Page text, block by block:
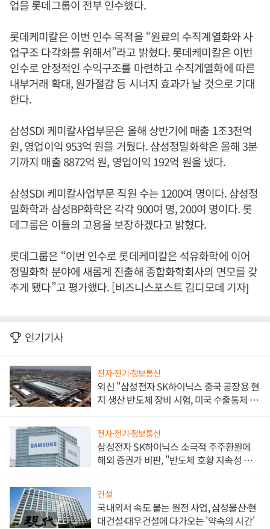
업을 롯데그룹이 전부 인수했다.
롯데케미칼은 이번 인수 목적을 “원료의 수직계열화와 사
업구조 다각화를 위해서”라고 밝혔다. 롯데케미칼은 이번
인수로 안정적인 수익구조를 마련하고 수직계열화에 따른
내부거래 확대, 원가절감 등 시너지 효과가 날 것으로 기대
한다.
삼성SDI 케미칼사업부문은 올해 상반기에 매출 1조3천억
원, 영업이익 953억 원을 거뒀다. 삼성정밀화학은 올해 3분
기까지 매출 8872억 원, 영업이익 192억 원을 냈다.
삼성SDI 케미칼사업부문 직원 수는 1200여 명이다. 삼성정
밀화학과 삼성BP화학은 각각 900여 명, 200여 명이다. 롯
데그룹은 이들의 고용을 보장하겠다고 밝혔다.
롯데그룹은 “이번 인수로 롯데케미칼은 석유화학에 이어
정밀화학 분야에 새롭게 진출해 종합화학회사의 면모를 갖
추게 됐다”고 평가했다. [비즈니스포스트 김디모데 기자]
인기기사
전자·전기·정보통신
외신 "삼성전자 SK하이닉스 중국 공장용 현
지 생산 반도체 장비 시험, 미국 수출통제 대
전자·전기·정보통신
삼성전자 SK하이닉스 소극적 주주환원에
해외 증권가 비판, "반도체 호황 지속성 의
건설
국내외서 속도 붙는 원전 사업, 삼성물산·현
대건설·대우건설에 다가오는 '약속의 시간'